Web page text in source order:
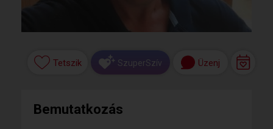
Tetszik SzuperSzív Üzenj
Bemutatkozás